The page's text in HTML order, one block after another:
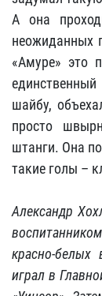
А она
неожиданных
«Амуре» это
шайбу,
просто
штанги. Она
такие голы –
Александр
красно-
играл в